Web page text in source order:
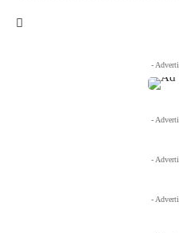
-
-
-
-